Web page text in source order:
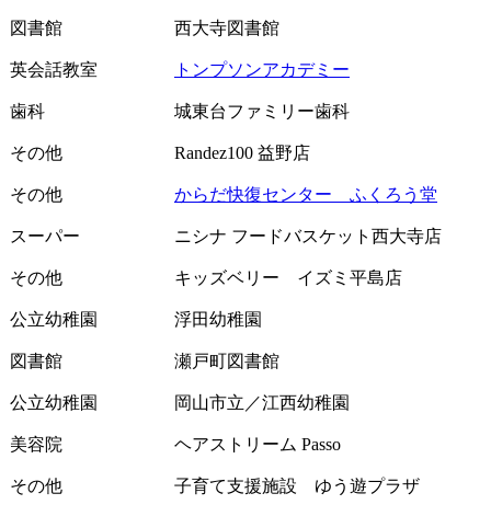
図書館 西大寺図書館
英会話教室 トンプソンアカデミー
歯科 城東台ファミリー歯科
その他 Randez100 益野店
その他 からだ快復センター ふくろう堂
スーパー ニシナ フードバスケット西大寺店
その他 キッズベリー イズミ平島店
公立幼稚園 浮田幼稚園
図書館 瀬戸町図書館
公立幼稚園 岡山市立／江西幼稚園
美容院 ヘアストリーム Passo
その他 子育て支援施設 ゆう遊プラザ